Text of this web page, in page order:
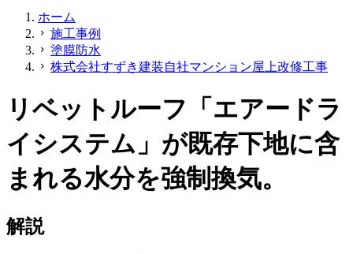
ホーム
chevron_right 施工事例
chevron_right 塗膜防水
chevron_right 株式会社すずき建装自社マンション屋上改修工事
リベットルーフ「エアードラ
イシステム」が既存下地に含
まれる水分を強制換気。
解説